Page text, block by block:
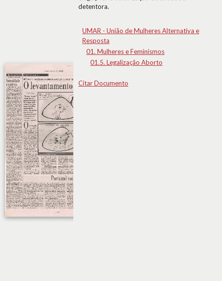
detentora.
UMAR - União de Mulheres Alternativa e
Resposta
01. Mulheres e Feminismos
01.5. Legalização Aborto
Citar Documento